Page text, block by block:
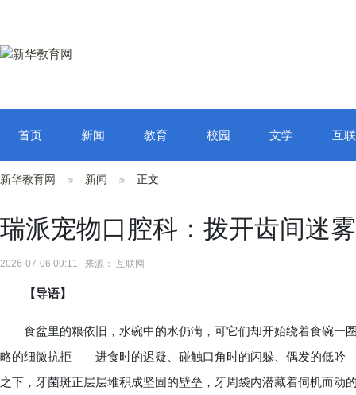
首页 新闻 教育 校园 文学 互
新华教育网 新闻 正文
瑞派宠物口腔科：拨开齿间迷
2026-07-06 09:11 来源： 互联网
【导语】
食盆里的粮依旧，水碗中的水仍满，可它们却开始绕着食碗一
略的细微抗拒——进食时的迟疑、碰触口角时的闪躲、偶发的低吟
之下，牙菌斑正层层堆积成坚固的壁垒，牙周袋内潜藏着伺机而动